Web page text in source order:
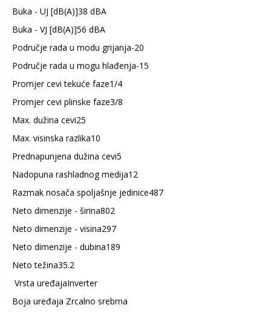
Buka - UJ [dB(A)]38 dBA
Buka - VJ [dB(A)]56 dBA
Područje rada u modu grijanja-20
Područje rada u mogu hlađenja-15
Promjer cevi tekuće faze1/4
Promjer cevi plinske faze3/8
Max. dužina cevi25
Max. visinska razlika10
Prednapunjena dužina cevi5
Nadopuna rashladnog medija12
Razmak nosača spoljašnje jedinice487
Neto dimenzije - širina802
Neto dimenzije - visina297
Neto dimenzije - dubina189
Neto težina35.2
Vrsta uređajaInverter
Boja uređaja Zrcalno srebrna